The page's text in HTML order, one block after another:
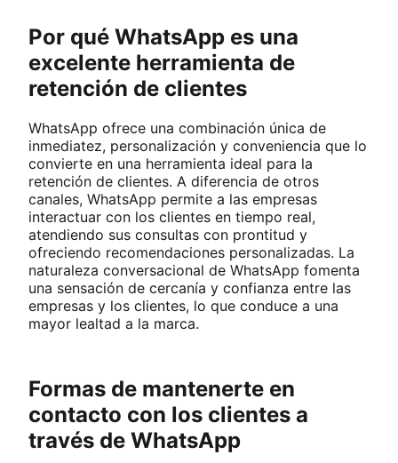
Por qué WhatsApp es una
excelente herramienta de
retención de clientes
WhatsApp ofrece una combinación única de
inmediatez, personalización y conveniencia que lo
convierte en una herramienta ideal para la
retención de clientes. A diferencia de otros
canales, WhatsApp permite a las empresas
interactuar con los clientes en tiempo real,
atendiendo sus consultas con prontitud y
ofreciendo recomendaciones personalizadas. La
naturaleza conversacional de WhatsApp fomenta
una sensación de cercanía y confianza entre las
empresas y los clientes, lo que conduce a una
mayor lealtad a la marca.
Formas de mantenerte en
contacto con los clientes a
través de WhatsApp